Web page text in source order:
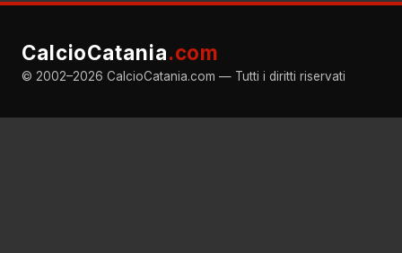
CalcioCatania.com
© 2002–2026 CalcioCatania.com — Tutti i diritti riservati